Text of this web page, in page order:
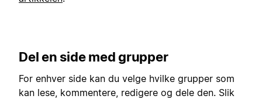
Del en side med grupper
For enhver side kan du velge hvilke grupper som
kan lese, kommentere, redigere og dele den. Slik